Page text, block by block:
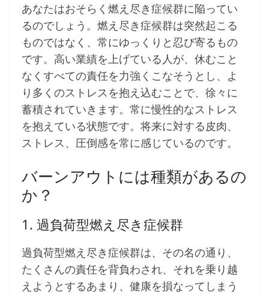
あなたはおそらく燃え尽き症候群に陥ってい
るのでしょう。燃え尽き症候群は突然起こる
ものではなく、常にゆっくりと忍び寄るもの
です。高い業績を上げている人が、休むこと
なくすべての責任を力強くこなそうとし、よ
り多くのストレスを抱え込むことで、徐々に
蓄積されていきます。常に慢性的なストレス
を抱えている状態です。将来に対する皮肉、
ストレス、圧倒感を常に感じているのです。
バーンアウトには種類があるの
か？
1. 過負荷型燃え尽き症候群
過負荷型燃え尽き症候群は、その名の通り、
たくさんの責任を背負わされ、それを乗り越
えようとするあまり、健康を損なってしまう